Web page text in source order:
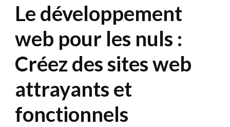
Le développement
web pour les nuls :
Créez des sites web
attrayants et
fonctionnels